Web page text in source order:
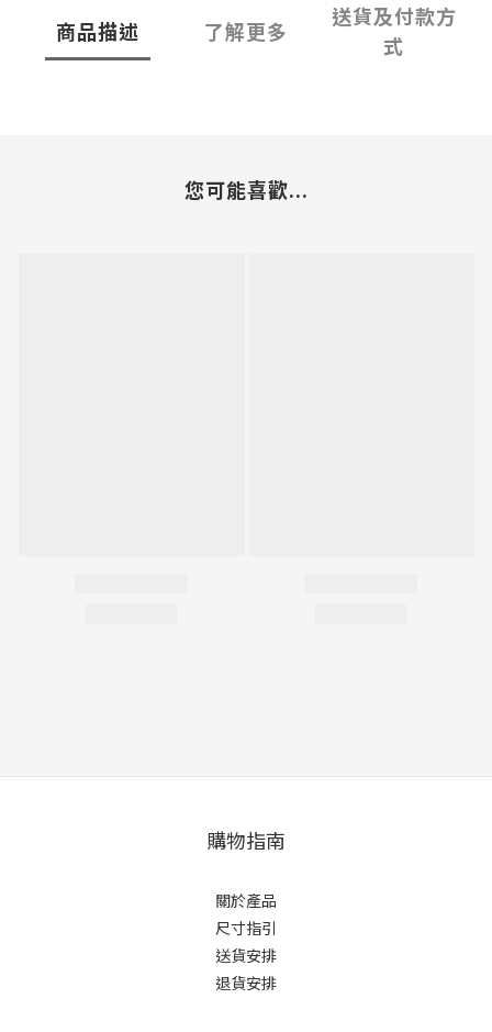
商品描述 了解更多
送貨及付款方
式
您可能喜歡...
購物指南
關於產品
尺寸指引
送貨安排
退貨安排